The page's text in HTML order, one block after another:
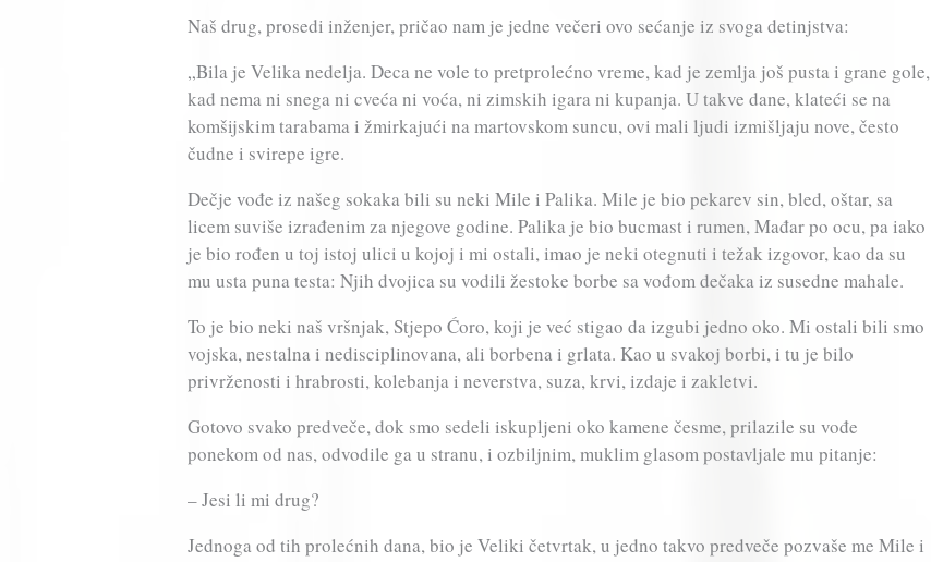
Naš drug, prosedi inženjer, pričao nam je jedne večeri ovo sećanje iz svoga detinjstva:
„Bila je Velika nedelja. Deca ne vole to pretprolećno vreme, kad je zemlja još pusta i grane gole,
kad nema ni snega ni cveća ni voća, ni zimskih igara ni kupanja. U takve dane, klateći se na
komšijskim tarabama i žmirkajući na martovskom suncu, ovi mali ljudi izmišljaju nove, često
čudne i svirepe igre.
Dečje vođe iz našeg sokaka bili su neki Mile i Palika. Mile je bio pekarev sin, bled, oštar, sa
licem suviše izrađenim za njegove godine. Palika je bio bucmast i rumen, Mađar po ocu, pa iako
je bio rođen u toj istoj ulici u kojoj i mi ostali, imao je neki otegnuti i težak izgovor, kao da su
mu usta puna testa: Njih dvojica su vodili žestoke borbe sa vođom dečaka iz susedne mahale.
To je bio neki naš vršnjak, Stjepo Ćoro, koji je već stigao da izgubi jedno oko. Mi ostali bili smo
vojska, nestalna i nedisciplinovana, ali borbena i grlata. Kao u svakoj borbi, i tu je bilo
privrženosti i hrabrosti, kolebanja i neverstva, suza, krvi, izdaje i zakletvi.
Gotovo svako predveče, dok smo sedeli iskupljeni oko kamene česme, prilazile su vođe
ponekom od nas, odvodile ga u stranu, i ozbiljnim, muklim glasom postavljale mu pitanje:
– Jesi li mi drug?
Jednoga od tih prolećnih dana, bio je Veliki četvrtak, u jedno takvo predveče pozvaše me Mile i